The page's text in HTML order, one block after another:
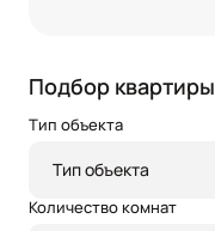
Подбор квартиры
Тип объекта
Тип объекта
Количество комнат